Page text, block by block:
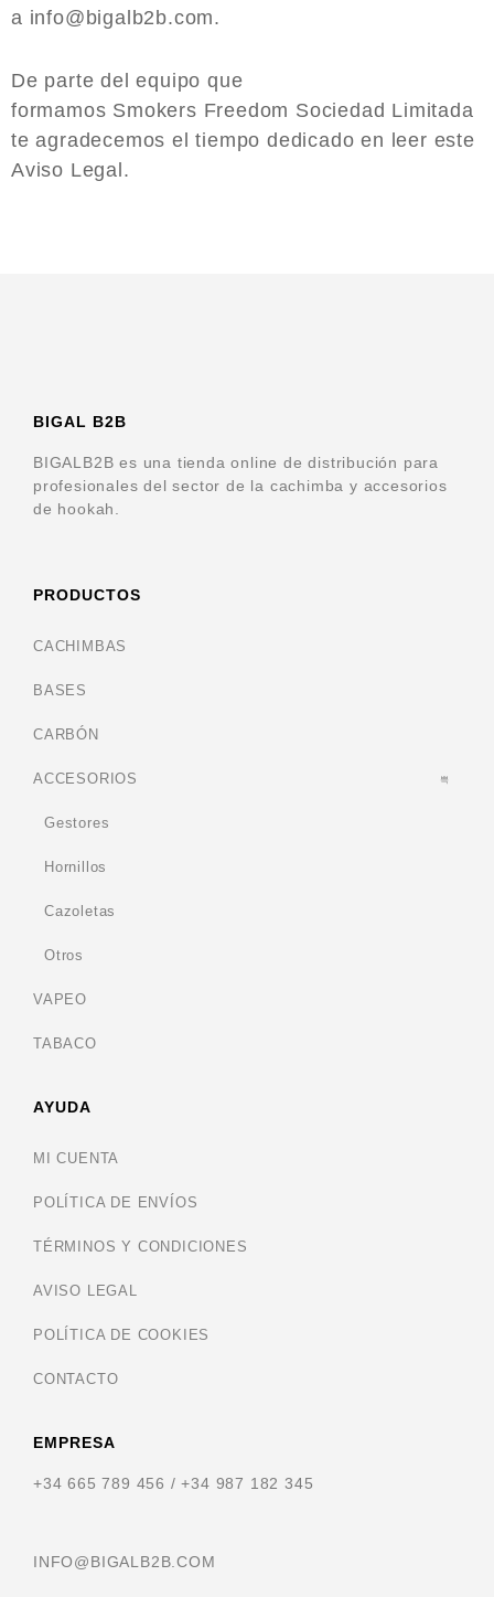
a info@bigalb2b.com.
De parte del equipo que
formamos Smokers Freedom Sociedad Limitada
te agradecemos el tiempo dedicado en leer este
Aviso Legal.
BIGAL B2B
BIGALB2B es una tienda online de distribución para
profesionales del sector de la cachimba y accesorios
de hookah.
PRODUCTOS
CACHIMBAS
BASES
CARBÓN
ACCESORIOS
Gestores
Hornillos
Cazoletas
Otros
VAPEO
TABACO
AYUDA
MI CUENTA
POLÍTICA DE ENVÍOS
TÉRMINOS Y CONDICIONES
AVISO LEGAL
POLÍTICA DE COOKIES
CONTACTO
EMPRESA
+34 665 789 456 / +34 987 182 345
INFO@BIGALB2B.COM